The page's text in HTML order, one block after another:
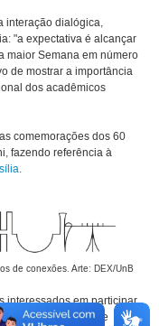
interação dialógica,
"a expectativa é alcançar
maior Semana em número
de mostrar a importância
dos acadêmicos
comemorações dos 60
fazendo referência à
.
de conexões. Arte: DEX/UnB
interessados em participar
Integrado de